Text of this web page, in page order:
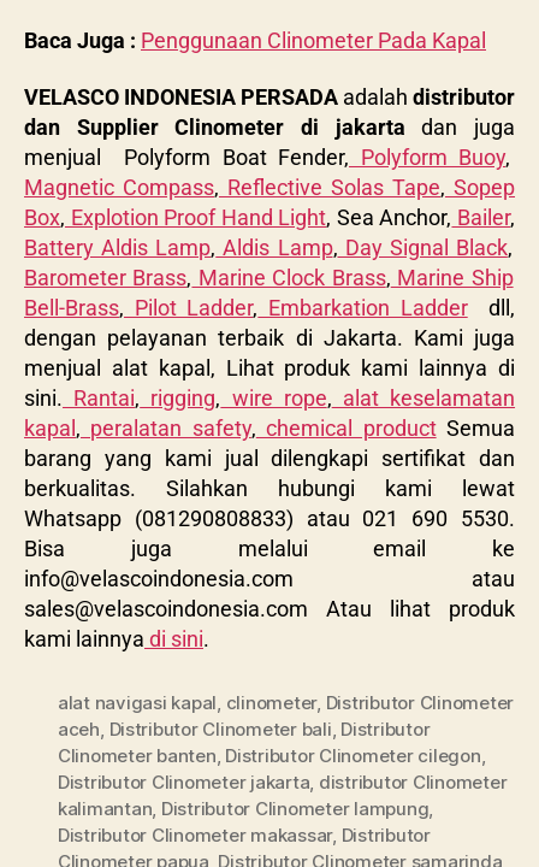
Baca Juga : Penggunaan Clinometer Pada Kapal
VELASCO INDONESIA PERSADA adalah distributor
dan Supplier Clinometer di jakarta dan juga
menjual Polyform Boat Fender, Polyform Buoy,
Magnetic Compass, Reflective Solas Tape, Sopep
Box, Explotion Proof Hand Light, Sea Anchor, Bailer,
Battery Aldis Lamp, Aldis Lamp, Day Signal Black,
Barometer Brass, Marine Clock Brass, Marine Ship
Bell-Brass, Pilot Ladder, Embarkation Ladderdll,
dengan pelayanan terbaik di Jakarta. Kami juga
menjual alat kapal, Lihat produk kami lainnya di
sini. Rantai, rigging, wire rope, alat keselamatan
kapal , peralatan safety, chemical productSemua
barang yang kami jual dilengkapi sertifikat dan
berkualitas. Silahkan hubungi kami lewat
Whatsapp (081290808833) atau 021 690 5530.
Bisa juga melalui email ke
info@velascoindonesia.com atau
sales@velascoindonesia.com Atau lihat produk
kami lainnya di sini.
alat navigasi kapal, clinometer, Distributor Clinometer
aceh, Distributor Clinometer bali, Distributor
Clinometer banten, Distributor Clinometer cilegon,
Distributor Clinometer jakarta, distributor Clinometer
kalimantan, Distributor Clinometer lampung,
Distributor Clinometer makassar, Distributor
Clinometer papua Distributor Clinometer samarinda